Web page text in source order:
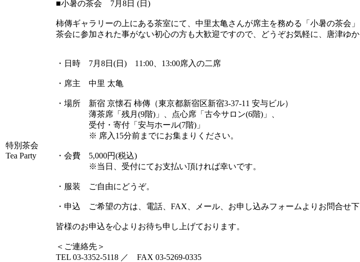
特別茶会
Tea Party
■小暑の茶会 7月8日 (日)
柿傳ギャラリーの上にある茶室にて、中里太亀さんが席主を務める「小暑の茶会」
茶会に参加された事がない初心の方も大歓迎ですので、どうぞお気軽に、唐津ゆ
・日時 7月8日(日) 11:00、13:00席入の二席
・席主 中里 太亀
・場所 新宿 京懐石 柿傳（東京都新宿区新宿3-37-11 安与ビル）
薄茶席「残月(9階)」、点心席「古今サロン(6階)」、
受付・寄付「安与ホール(7階)」
※ 席入15分前までにお集まりください。
・会費 5,000円(税込)
※当日、受付にてお支払い頂ければ幸いです。
・服装 ご自由にどうぞ。
・申込 ご希望の方は、電話、FAX、メール、お申し込みフォームよりお問合せ下
皆様のお申込を心よりお待ち申し上げております。
＜ご連絡先＞
TEL 03-3352-5118 ／ FAX 03-5269-0335